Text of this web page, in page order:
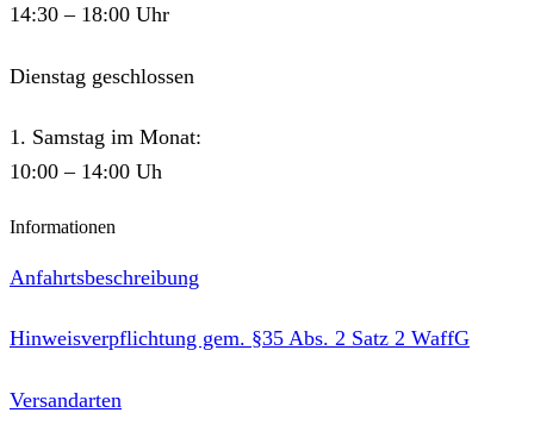
14:30 – 18:00 Uhr
Dienstag geschlossen
1. Samstag im Monat:
10:00 – 14:00 Uh
Informationen
Anfahrtsbeschreibung
Hinweisverpflichtung gem. §35 Abs. 2 Satz 2 WaffG
Versandarten